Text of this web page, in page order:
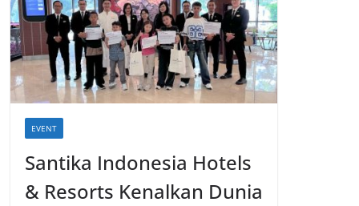
EVENT
Santika Indonesia Hotels
& Resorts Kenalkan Dunia